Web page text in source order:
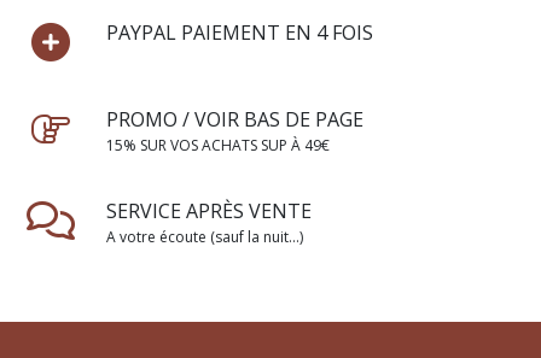
PAYPAL PAIEMENT EN 4 FOIS
PROMO / VOIR BAS DE PAGE
15% SUR VOS ACHATS SUP À 49€
SERVICE APRÈS VENTE
A votre écoute (sauf la nuit...)